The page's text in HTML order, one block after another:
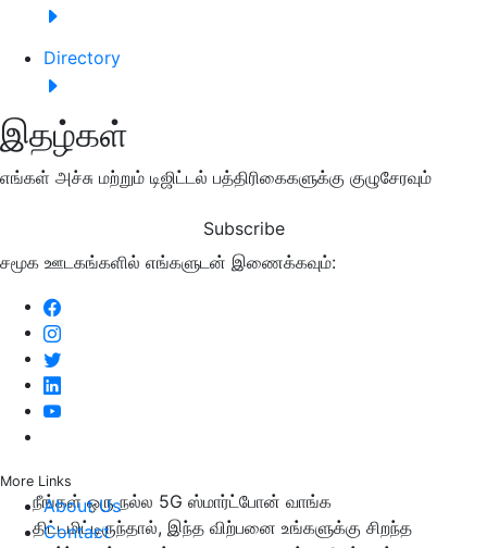
Directory
இதழ்கள்
எங்கள் அச்சு மற்றும் டிஜிட்டல் பத்திரிகைகளுக்கு குழுசேரவும்
Subscribe
சமூக ஊடகங்களில் எங்களுடன் இணைக்கவும்:
More Links
About Us
Contact
நீங்கள் ஒரு நல்ல 5G ஸ்மார்ட்போன் வாங்க
திட்டமிட்டிருந்தால், இந்த விற்பனை உங்களுக்கு சிறந்த